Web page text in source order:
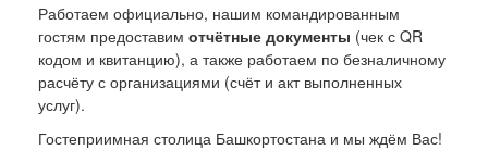
Работаем официально, нашим командированным
гостям предоставим отчётные документы (чек с QR
кодом и квитанцию), а также работаем по безналичному
расчёту с организациями (счёт и акт выполненных
услуг).
Гостеприимная столица Башкортостана и мы ждём Вас!